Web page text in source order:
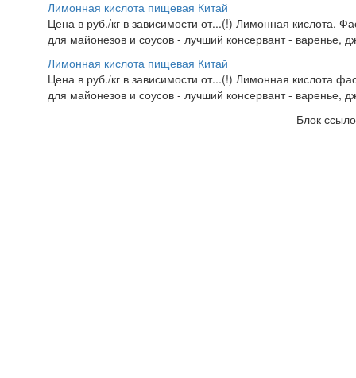
Лимонная кислота пищевая Китай
Цена в руб./кг в зависимости от...(!) Лимонная кислота.
для майонезов и соусов - лучший консервант - варенье,
Лимонная кислота пищевая Китай
Цена в руб./кг в зависимости от...(!) Лимонная кислота
для майонезов и соусов - лучший консервант - варенье,
Блок